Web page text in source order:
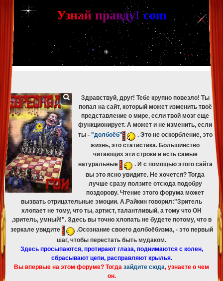
[phpBB Debug] PHP Warning : in file [ROOT]/phpbb/db/driver/mysqli.php
mysqli_fetch_assoc(): Couldn't fetch mysqli_result
[phpBB Debug] PHP Warning: in file[ROOT]/phpbb/db/driver/mysqli.php 329
mysqli_free_result(): Couldn't fetch mysqli_result
[phpBB Debug] PHP Warning
[ROOT]/phpbb/db/driver/mysqli.php on line 265
mysqli_fetch_assoc(): Couldn't fetch mysqli_result
[phpBB Debug] PHP Warning
: in file [ROOT]/phpbb/db/driver/mysqli.php on line329
mysqli_free_result(): Couldn't fetch mysqli_result
[phpBB Debug] PHP Warning: in file [ROOT]/phpbb/db/driver/mysqli.php on line 265
mysqli_fetch_assoc(): Couldn't fetch mysqli_result
[phpBB Debug] PHP Warning
[ROOT]/phpbb/db/driver/mysqli.php on line329:
mysqli_free_result(): Couldn't fetch mysqli_result
Узнай правду! com
Здравствуй, друг! Тебе крупно повезло! Ты
попал на сайт, который может изменить твоё
представление о мире, если твой мозг еще
функционирует. А может и не изменить, если
ты - "долбоёб"
. Это не оскорбление, это
жизнь, это статистика. Большинство
читающих эти строки и есть самые
натуральные
. И с помощью этого сайта
вы это ясно увидите. Не хочется? Тогда
лучше сразу ползите отсюда подобру
поздорову. Чтение этого форума может
вызвать отрицательные эмоции. А.Райкин говорил:"Зритель
хлопает не тому, что ты, артист, талантливый, а тому что ОН
,зритель, умный!". Здесь вы точно хлопать не будете потому, что в
зеркале увидите
.Осознание своего долбоёбизма, - это первый
шаг, чтобы перестать быть мудаком.
Здесь просыпаются, протирают глаза, поднимаются с колен,
сбрасывают цепи, расправляют крылья.
Вы впервые на этом форуме? Тогда зайдите сюда, узнаете о чем
он.